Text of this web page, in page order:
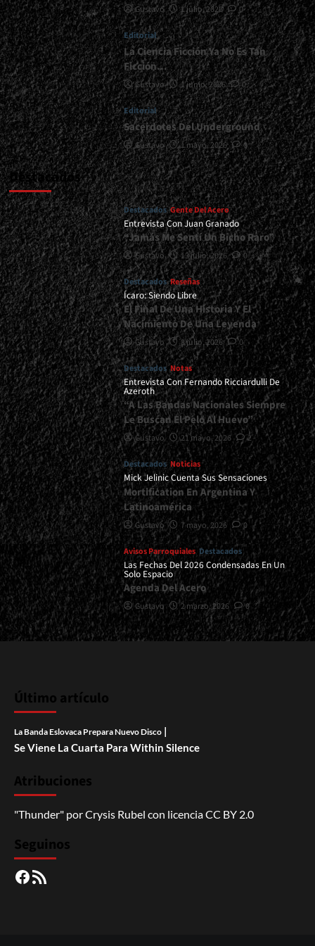
de
2026<span>
|
</span>
</small>
<div>Ignescent
Se
Mueve
Hacia
Lo
Eterno…
</div>
Gustavo 1 julio, 2026 0
Editorial
La Ciencia Ficción Ya No Es Tan
Ficción…
Gustavo 1 junio, 2026 0
Editorial
Sacerdotes Del Underground
Gustavo 1 mayo, 2026 0
Destacados
Destacados Gente Del Acero
Entrevista Con Juan Granado
“Jamás Me Sentí Un Bicho Raro”
Gustavo 13 julio, 2026 0
Destacados Reseñas
Ícaro: Siendo Libre
El Final De Una Historia Y El
Nacimiento De Una Leyenda
Gustavo 8 julio, 2026 0
Destacados Notas
Entrevista Con Fernando Ricciardulli De
Azeroth
“A Las Bandas Nacionales Siempre
Le Buscan El Pelo Al Huevo”
Gustavo 21 mayo, 2026 2
Destacados Noticias
Mick Jelinic Cuenta Sus Sensaciones
Mortification En Argentina Y
Latinoamérica
Gustavo 7 mayo, 2026 0
Avisos Parroquiales Destacados
Las Fechas Del 2026 Condensadas En Un
Solo Espacio
Agenda Del Acero
Gustavo 2 marzo, 2026 0
Último artículo
La Banda Eslovaca Prepara Nuevo Disco |
Se Viene La Cuarta Para Within Silence
Atribuciones
"Thunder" porCrysis Rubel con licenciaCC BY 2.0
Seguinos
Facebook
RSS